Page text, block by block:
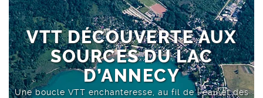
Loisirs sportifs
Saint-Jean-de-Sixt
VTT DÉCOUVERTE AUX
SOURCES DU LAC
D’ANNECY
Une boucle VTT enchanteresse, au fil de l’eau et des